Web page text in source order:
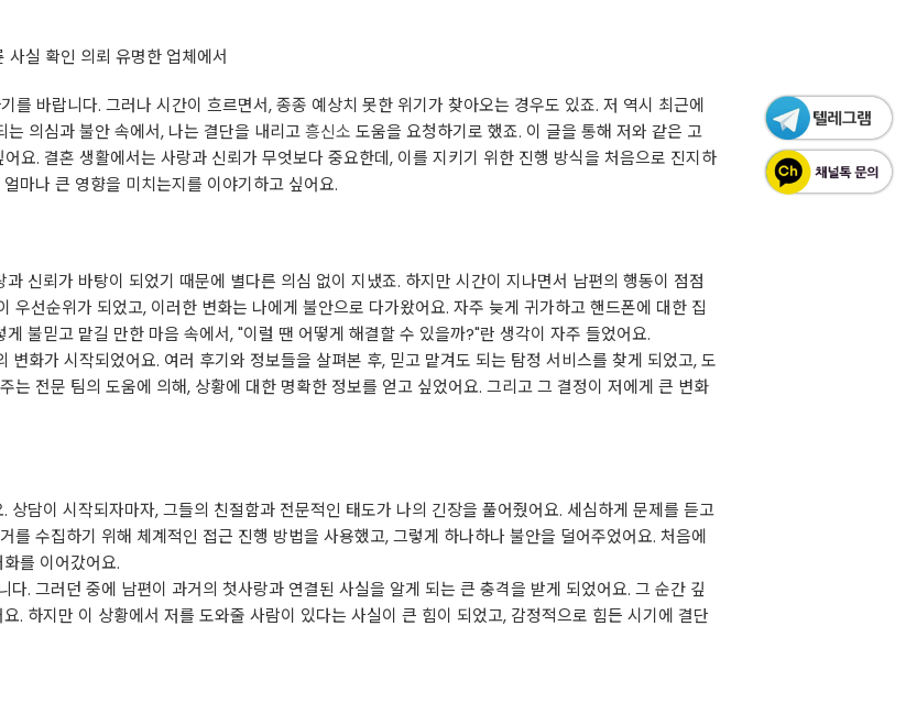
사실 확인 의뢰 유명한 업체에서
를 바랍니다. 그러나 시간이 흐르면서, 종종 예상치 못한 위기가 찾아오는 경우도 있죠. 저 역시 최근에
의심과 불안 속에서, 나는 결단을 내리고흥신소 도움을 요청하기로 했죠. 이 글을 통해 저와 같은 고
요. 결혼 생활에서는 사랑과 신뢰가 무엇보다 중요한데, 이를 지키기 위한 진행 방식을 처음으로 진지하
마나 큰 영향을 미치는지를 이야기하고 싶어요.
신뢰가 바탕이 되었기 때문에 별다른 의심 없이 지냈죠. 하지만 시간이 지나면서 남편의 행동이 점점
우선순위가 되었고, 이러한 변화는 나에게 불안으로 다가왔어요. 자주 늦게 귀가하고 핸드폰에 대한 집
불믿고 맡길 만한 마음 속에서, "이럴 땐 어떻게 해결할 수 있을까?"란 생각이 자주 들었어요.
변화가 시작되었어요. 여러 후기와 정보들을 살펴본 후, 믿고 맡겨도 되는 탐정 서비스를 찾게 되었고, 도
는 전문 팀의 도움에 의해, 상황에 대한 명확한 정보를 얻고 싶었어요. 그리고 그 결정이 저에게 큰 변화
상담이 시작되자마자, 그들의 친절함과 전문적인 태도가 나의 긴장을 풀어줬어요. 세심하게 문제를 듣고
를 수집하기 위해 체계적인 접근 진행 방법을 사용했고, 그렇게 하나하나 불안을 덜어주었어요. 처음에
를 이어갔어요.
. 그러던 중에 남편이 과거의 첫사랑과 연결된 사실을 알게 되는 큰 충격을 받게 되었어요. 그 순간 깊
. 하지만 이 상황에서 저를 도와줄 사람이 있다는 사실이 큰 힘이 되었고, 감정적으로 힘든 시기에 결단